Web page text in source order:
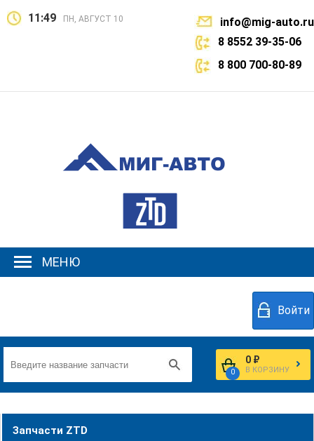
11:49 ПН, АВГУСТ 10
info@mig-auto.ru
8 8552 39-35-06
8 800 700-80-89
МЕНЮ
Войти
0
0 ₽
В КОРЗИНУ
Запчасти ZTD